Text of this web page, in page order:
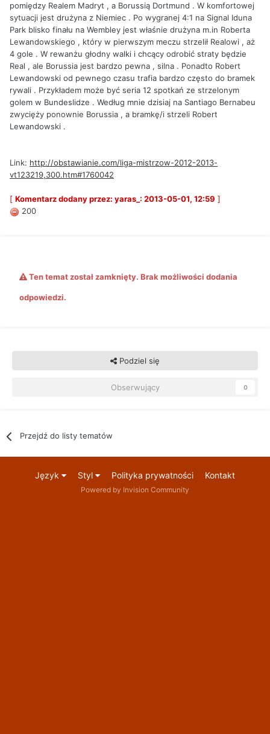
pomiędzy Realem Madryt , a Borussią Dortmund . W komfortowej
sytuacji jest drużyna z Niemiec . Po wygranej 4:1 na Signal Iduna
Park blisko finału na Wembley jest właśnie drużyna m.in Roberta
Lewandowskiego , który w pierwszym meczu strzelił Realowi , aż
4 gole . W rewanżu głodny walki i chcący odrobić straty będzie
Real , ale Borussia jest bardzo pewna , silna . Ponadto Robert
Lewandowski od pewnego czasu trafia bardzo często do bramek
rywali . Przykładem może być seria 12 spotkań ze strzelonym
golem w Bundeslidze . Według mnie dzisiaj na Santiago Bernabeu
zwycięży ponownie Borussia , a bramkę/i strzeli Robert
Lewandowski .
Link: http://obstawianie.com/liga-mistrzow-2012-2013-
vt123219,300.htm#1760042
[ Komentarz dodany przez: yaras_: 2013-05-01, 12:59 ]
200
Ten temat został zamknięty. Brak możliwości dodania
odpowiedzi.
Podziel się
Obserwujący 0
Przejdź do listy tematów
Język Styl Polityka prywatności Kontakt
Powered by Invision Community